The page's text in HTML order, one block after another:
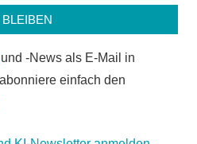
und -News als E-Mail in
einfach den